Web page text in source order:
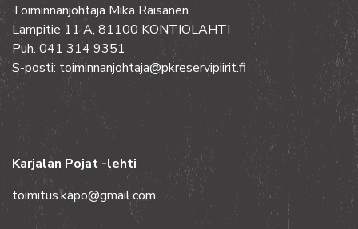
Toiminnanjohtaja Mika Räisänen
Lampitie 11 A, 81100 KONTIOLAHTI
Puh. 041 314 9351
S-posti: toiminnanjohtaja@pkreservipiirit.fi
Karjalan Pojat -lehti
toimitus.kapo@gmail.com